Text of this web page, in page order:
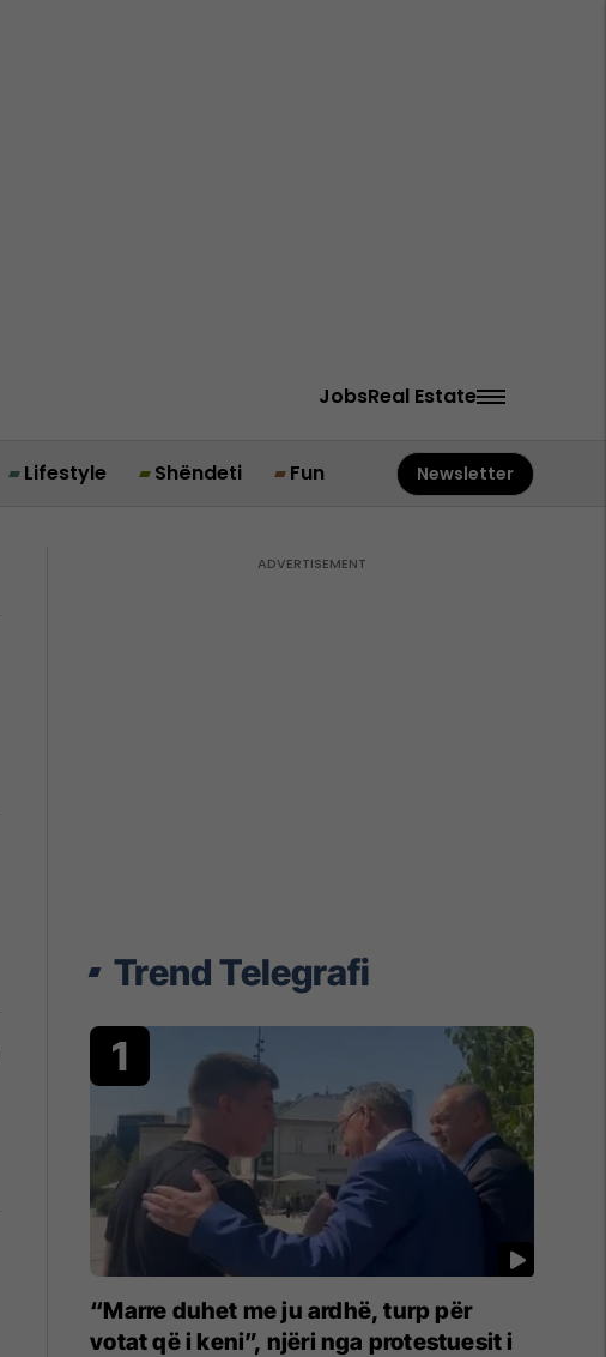
JobsReal Estate
Lifestyle Shëndeti Fun Newsletter
Trend Telegrafi
“Marre duhet me ju ardhë, turp për
votat që i keni”, njëri nga protestuesit i